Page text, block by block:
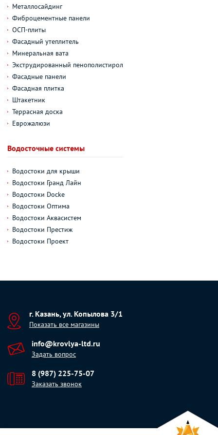
Металлосайдинг
Фиброцементные панели
ОСП-плиты
Фасадный утеплитель
Минеральная вата
Экструдированный пенополистирол
Фасадные панели
Фасадная плитка
Штакетник
Террасная доска
Еврожалюзи
Водосточные системы
Водостоки для крыши
Водостоки Гранд Лайн
Водостоки Docke
Водостоки Оптима
Водостоки Аквасистем
Водостоки Престиж
Водостоки Проект
г. Казань, ул. Копылова 3/1
Показать все магазины
info@krovlya-ltd.ru
Задать вопрос
8 (987) 225-75-07
Заказать звонок